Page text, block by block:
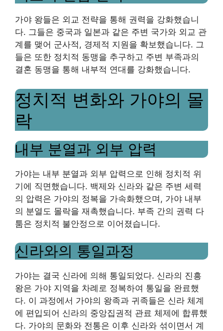
가야 왕들은 외교 전략을 통해 권력을 강화했습니
다. 그들은 중국과 일본과 같은 주변 국가와 외교 관
계를 맺어 군사적, 경제적 지원을 확보했습니다. 그
들은 또한 정치적 동맹을 추구하고 주변 부족과의
결혼 동맹을 통해 내부적 연대를 강화했습니다.
정치적 변화와 가야의 몰
락
내부 분열과 외부 압력
가야는 내부 분열과 외부 압력으로 인해 정치적 위
기에 직면했습니다. 백제와 신라와 같은 주변 세력
의 압력은 가야의 정복을 가속화했으며, 가야 내부
의 분열도 몰락을 재촉했습니다. 부족 간의 권력 다
툼은 정치적 불안정으로 이어졌습니다.
신라와의 통일과정
가야는 결국 신라에 의해 통일되었다. 신라의 진흥
왕은 가야 지역을 차례로 정복하여 통일을 완료했
다. 이 과정에서 가야의 왕족과 귀족들은 신라 체계
에 편입되어 신라의 중앙집권적 관료 체제에 합류했
다. 가야의 문화와 전통은 이후 신라와 섞이면서 계